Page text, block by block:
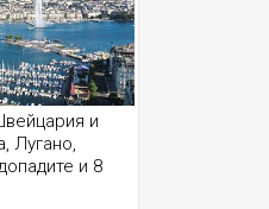
и
Лугано,
и 8